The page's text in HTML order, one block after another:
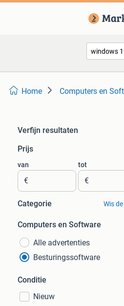
Home Computers en
Verfijn resultaten
Prijs
van
€
tot
€
Categorie Wis
Computers en Software
Alle advertenties
Besturingssoftware
Conditie
Nieuw